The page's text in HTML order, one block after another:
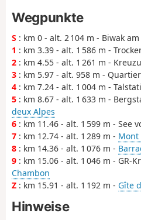
Wegpunkte
S : km 0 - alt. 2 104 m - Biwak am
1 : km 3.39 - alt. 1 586 m -
2 : km 4.55 - alt. 1 261 m -
3 : km 5.97 - alt. 958 m -
4 : km 7.24 - alt. 1 004 m -
5 : km 8.67 - alt. 1 633 m -
deux Alpes
6 : km 11.46 - alt. 1 599 m - See
7 : km 12.74 - alt. 1 289 m - Mont
8 : km 14.36 - alt. 1 076 m -
9 : km 15.06 - alt. 1 046 m - GR-
Chambon
Z : km 15.91 - alt. 1 192 m - Gîte
Hinweise